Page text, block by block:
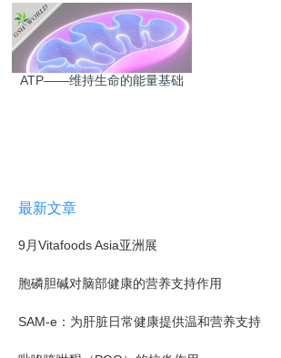
ATP——维持生命的能量基础
最新文章
9月Vitafoods Asia亚洲展
胞磷胆碱对脑部健康的营养支持作用
SAM-e：为肝脏日常健康提供温和营养支持